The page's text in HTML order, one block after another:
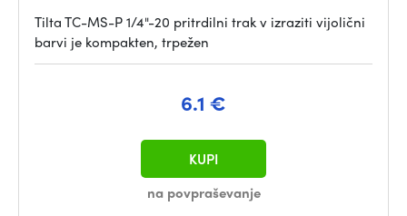
Tilta TC-MS-P 1/4"-20 pritrdilni trak v izraziti vijolični
barvi je kompakten, trpežen
6.1 €
na povpraševanje
KUPI